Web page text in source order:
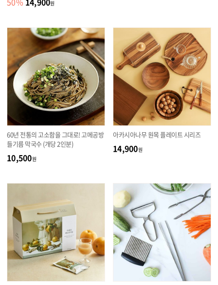
원
60년 전통의 고소함을 그대로! 고메공방
들기름 막국수 (개당 2인분)
10,500원
아카시아나무 원목 플레이트 시리즈
14,900원